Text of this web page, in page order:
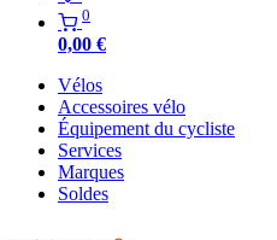
0
0,00 €
Vélos
Accessoires vélo
Équipement du cycliste
Services
Marques
Soldes